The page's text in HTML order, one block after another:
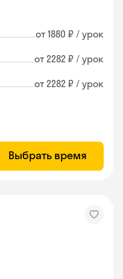
от 1880 ₽ / урок
от 2282 ₽ / урок
от 2282 ₽ / урок
Выбрать время